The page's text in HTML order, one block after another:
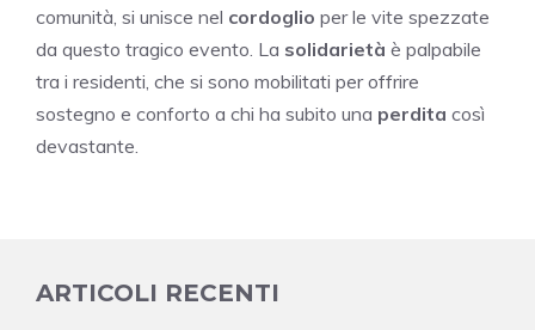
comunità, si unisce nel cordoglio per le vite spezzate
da questo tragico evento. La solidarietà è palpabile
tra i residenti, che si sono mobilitati per offrire
sostegno e conforto a chi ha subito una perdita così
devastante.
ARTICOLI RECENTI